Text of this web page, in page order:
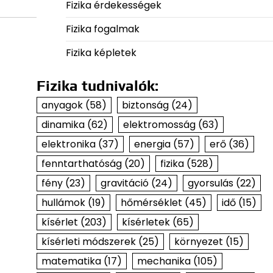
Fizika érdekességek
Fizika fogalmak
Fizika képletek
Fizika tudnivalók:
anyagok(58) biztonság(24)
dinamika(62) elektromosság(63)
elektronika(37) energia(57) erő(36)
fenntarthatóság(20) fizika(528)
fény(23) gravitáció(24) gyorsulás(22)
hullámok(19) hőmérséklet (45) idő(15)
kísérlet (203) kísérletek(65)
kísérleti módszerek(25) környezet (15)
matematika(17) mechanika(105)